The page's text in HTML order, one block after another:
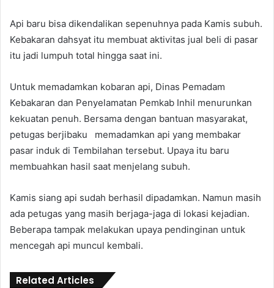
Api baru bisa dikendalikan sepenuhnya pada Kamis subuh.
Kebakaran dahsyat itu membuat aktivitas jual beli di pasar
itu jadi lumpuh total hingga saat ini.
Untuk memadamkan kobaran api, Dinas Pemadam
Kebakaran dan Penyelamatan Pemkab Inhil menurunkan
kekuatan penuh. Bersama dengan bantuan masyarakat,
petugas berjibaku memadamkan api yang membakar
pasar induk di Tembilahan tersebut. Upaya itu baru
membuahkan hasil saat menjelang subuh.
Kamis siang api sudah berhasil dipadamkan. Namun masih
ada petugas yang masih berjaga-jaga di lokasi kejadian.
Beberapa tampak melakukan upaya pendinginan untuk
mencegah api muncul kembali.
Related Articles